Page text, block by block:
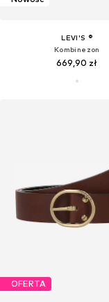
LEVI'S ®
Kombinezon
669,90 zł
OFERTA